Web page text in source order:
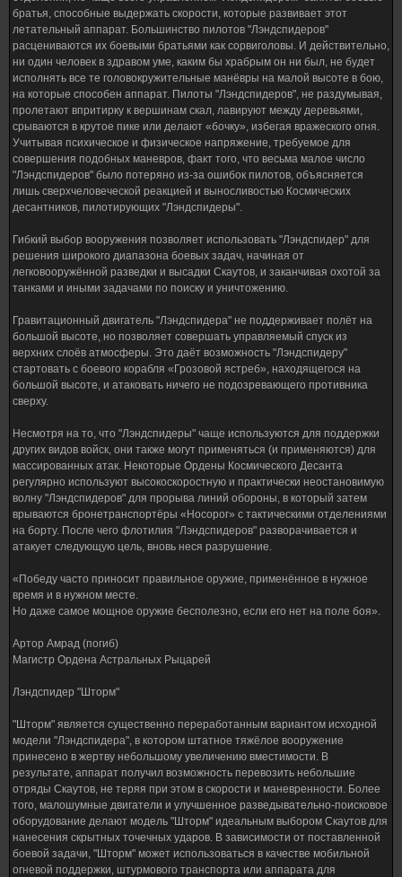
братья, способные выдержать скорости, которые развивает этот
летательный аппарат. Большинство пилотов "Лэндспидеров"
расцениваются их боевыми братьями как сорвиголовы. И действительно,
ни один человек в здравом уме, каким бы храбрым он ни был, не будет
исполнять все те головокружительные манёвры на малой высоте в бою,
на которые способен аппарат. Пилоты "Лэндспидеров", не раздумывая,
пролетают впритирку к вершинам скал, лавируют между деревьями,
срываются в крутое пике или делают «бочку», избегая вражеского огня.
Учитывая психическое и физическое напряжение, требуемое для
совершения подобных маневров, факт того, что весьма малое число
"Лэндспидеров" было потеряно из-за ошибок пилотов, объясняется
лишь сверхчеловеческой реакцией и выносливостью Космических
десантников, пилотирующих "Лэндспидеры".
Гибкий выбор вооружения позволяет использовать "Лэндспидер" для
решения широкого диапазона боевых задач, начиная от
легковооружённой разведки и высадки Скаутов, и заканчивая охотой за
танками и иными задачами по поиску и уничтожению.
Гравитационный двигатель "Лэндспидера" не поддерживает полёт на
большой высоте, но позволяет совершать управляемый спуск из
верхних слоёв атмосферы. Это даёт возможность "Лэндспидеру"
стартовать с боевого корабля «Грозовой ястреб», находящегося на
большой высоте, и атаковать ничего не подозревающего противника
сверху.
Несмотря на то, что "Лэндспидеры" чаще используются для поддержки
других видов войск, они также могут применяться (и применяются) для
массированных атак. Некоторые Ордены Космического Десанта
регулярно используют высокоскоростную и практически неостановимую
волну "Лэндспидеров" для прорыва линий обороны, в который затем
врываются бронетранспортёры «Носорог» с тактическими отделениями
на борту. После чего флотилия "Лэндспидеров" разворачивается и
атакует следующую цель, вновь неся разрушение.
«Победу часто приносит правильное оружие, применённое в нужное
время и в нужном месте.
Но даже самое мощное оружие бесполезно, если его нет на поле боя».
Артор Амрад (погиб)
Магистр Ордена Астральных Рыцарей
Лэндспидер "Шторм"
"Шторм" является существенно переработанным вариантом исходной
модели "Лэндспидера", в котором штатное тяжёлое вооружение
принесено в жертву небольшому увеличению вместимости. В
результате, аппарат получил возможность перевозить небольшие
отряды Скаутов, не теряя при этом в скорости и маневренности. Более
того, малошумные двигатели и улучшенное разведывательно-поисковое
оборудование делают модель "Шторм" идеальным выбором Скаутов для
нанесения скрытных точечных ударов. В зависимости от поставленной
боевой задачи, "Шторм" может использоваться в качестве мобильной
огневой поддержки, штурмового транспорта или аппарата для